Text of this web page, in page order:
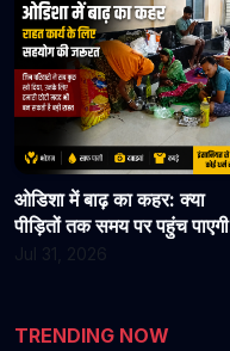
ओडिशा में बाढ़ का कहर: क्या
पीड़ितों तक समय पर पहुंच पाएगी
TRENDING NOW